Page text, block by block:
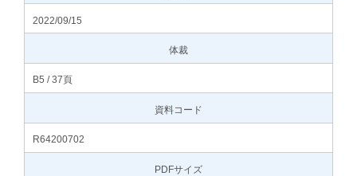
2022/09/15
体裁
B5 / 37頁
資料コード
R64200702
PDFサイズ